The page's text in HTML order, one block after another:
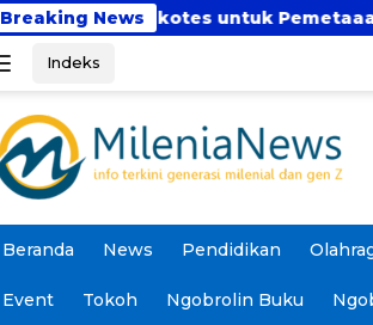
Breaking News
untuk Pemetaaan Diagnostik
Indeks
Beranda News Pendidikan
Event Tokoh Ngobrolin Buku